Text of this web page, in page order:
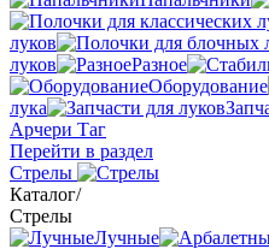
луков
луков
Разное
Оборудование
лука
Арчери Таг
Перейти в раздел
Стрелы
Каталог/
Стрелы
Лучные